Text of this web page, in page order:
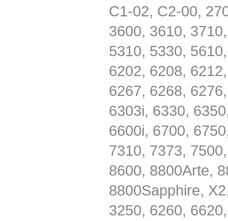
C1-02, C2-00,
3600, 3610,
5310, 5330,
6202, 6208,
6267, 6268,
6303i, 6330,
6600i, 6700,
7310, 7373,
8600, 8800Arte,
8800Sapphire,
3250, 6260,